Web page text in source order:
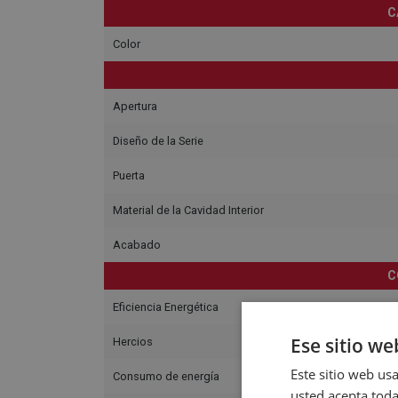
Color
Apertura
Diseño de la Serie
Puerta
Material de la Cavidad Interior
Acabado
Eficiencia Energética
Hercios
Consumo de energía
Ese sitio
Este sitio web